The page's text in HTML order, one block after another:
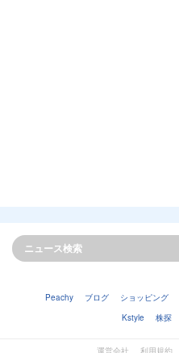
Peachy ブログ ショッピング
Kstyle
株探